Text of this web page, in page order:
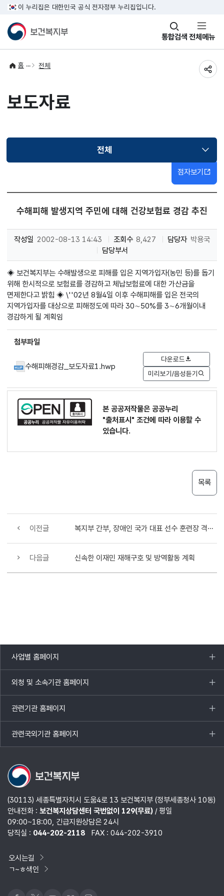
이 누리집은 대한민국 공식 전자정부 누리집입니다.
통합검색
창
열기 전체메뉴
홈 전체
보도자료
전체선택됨
점자보기
수해피해 발생지역 주민에 대해 건강보험료 경감 추진
작성일 2002-08-13 14:43 조회수 8,427 담당자 박용국
담당부서
◈ 보건복지부는 수해발생으로 피해를 입은 지역가입자(농민 등)를 돕기
위해 한시적으로 보험료를 경감하고 체납보험료에 대한 가산금을
면제한다고 밝힘 ◈ \''02년 8월4일 이후 수해피해를 입은 전국의
지역가입자를 대상으로 피해정도에 따라 30∼50%를 3∼6개월이내
경감하게 될 계획임
첨부파일
수해피해경감_보도자료1.hwp
다운로드
미리보기/음성듣기
본 공공저작물은 공공누리
"출처표시" 조건에 따라 이용할 수
있습니다.
목록
이전글 복지부 간부, 장애인 국가 대표 선수 훈련장 격려 방문
다음글 신속한 이재민 재해구호 및 방역활동 계획
사업별 홈페이지
목록
열기
외청 및 소속기관 홈페이지
목록
열기
관련기관 홈페이지
목록
열기
관련국외기관 홈페이지
목록
열기
(30113) 세종특별자치시 도움4로 13 보건복지부 (정부세종청사 10동)
안내전화 : 보건복지상담센터 국번없이 129(무료)/ 평일
09:00~18:00, 긴급지원상담은 24시
당직실 : 044-202-2118 FAX : 044-202-3910
오시는길
ㄱ~ㅎ색인